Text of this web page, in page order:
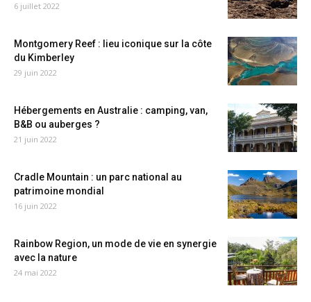
6 juillet 2022
Montgomery Reef : lieu iconique sur la côte
du Kimberley
29 juin 2022
Hébergements en Australie : camping, van,
B&B ou auberges ?
21 juin 2022
Cradle Mountain : un parc national au
patrimoine mondial
16 juin 2022
Rainbow Region, un mode de vie en synergie
avec la nature
24 mai 2022